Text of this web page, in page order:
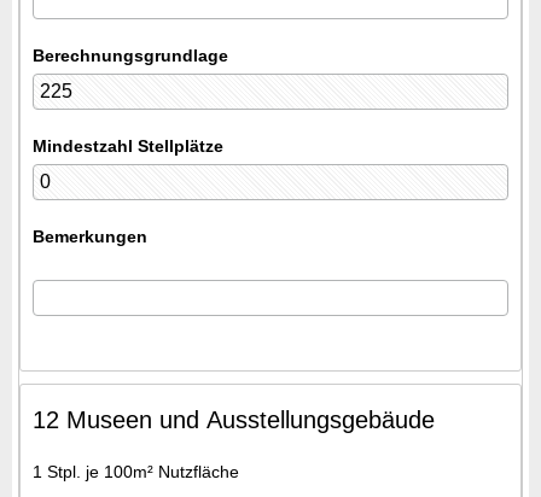
Berechnungsgrundlage
Mindestzahl Stellplätze
Bemerkungen
12 Museen und Ausstellungsgebäude
1 Stpl. je 100m² Nutzfläche